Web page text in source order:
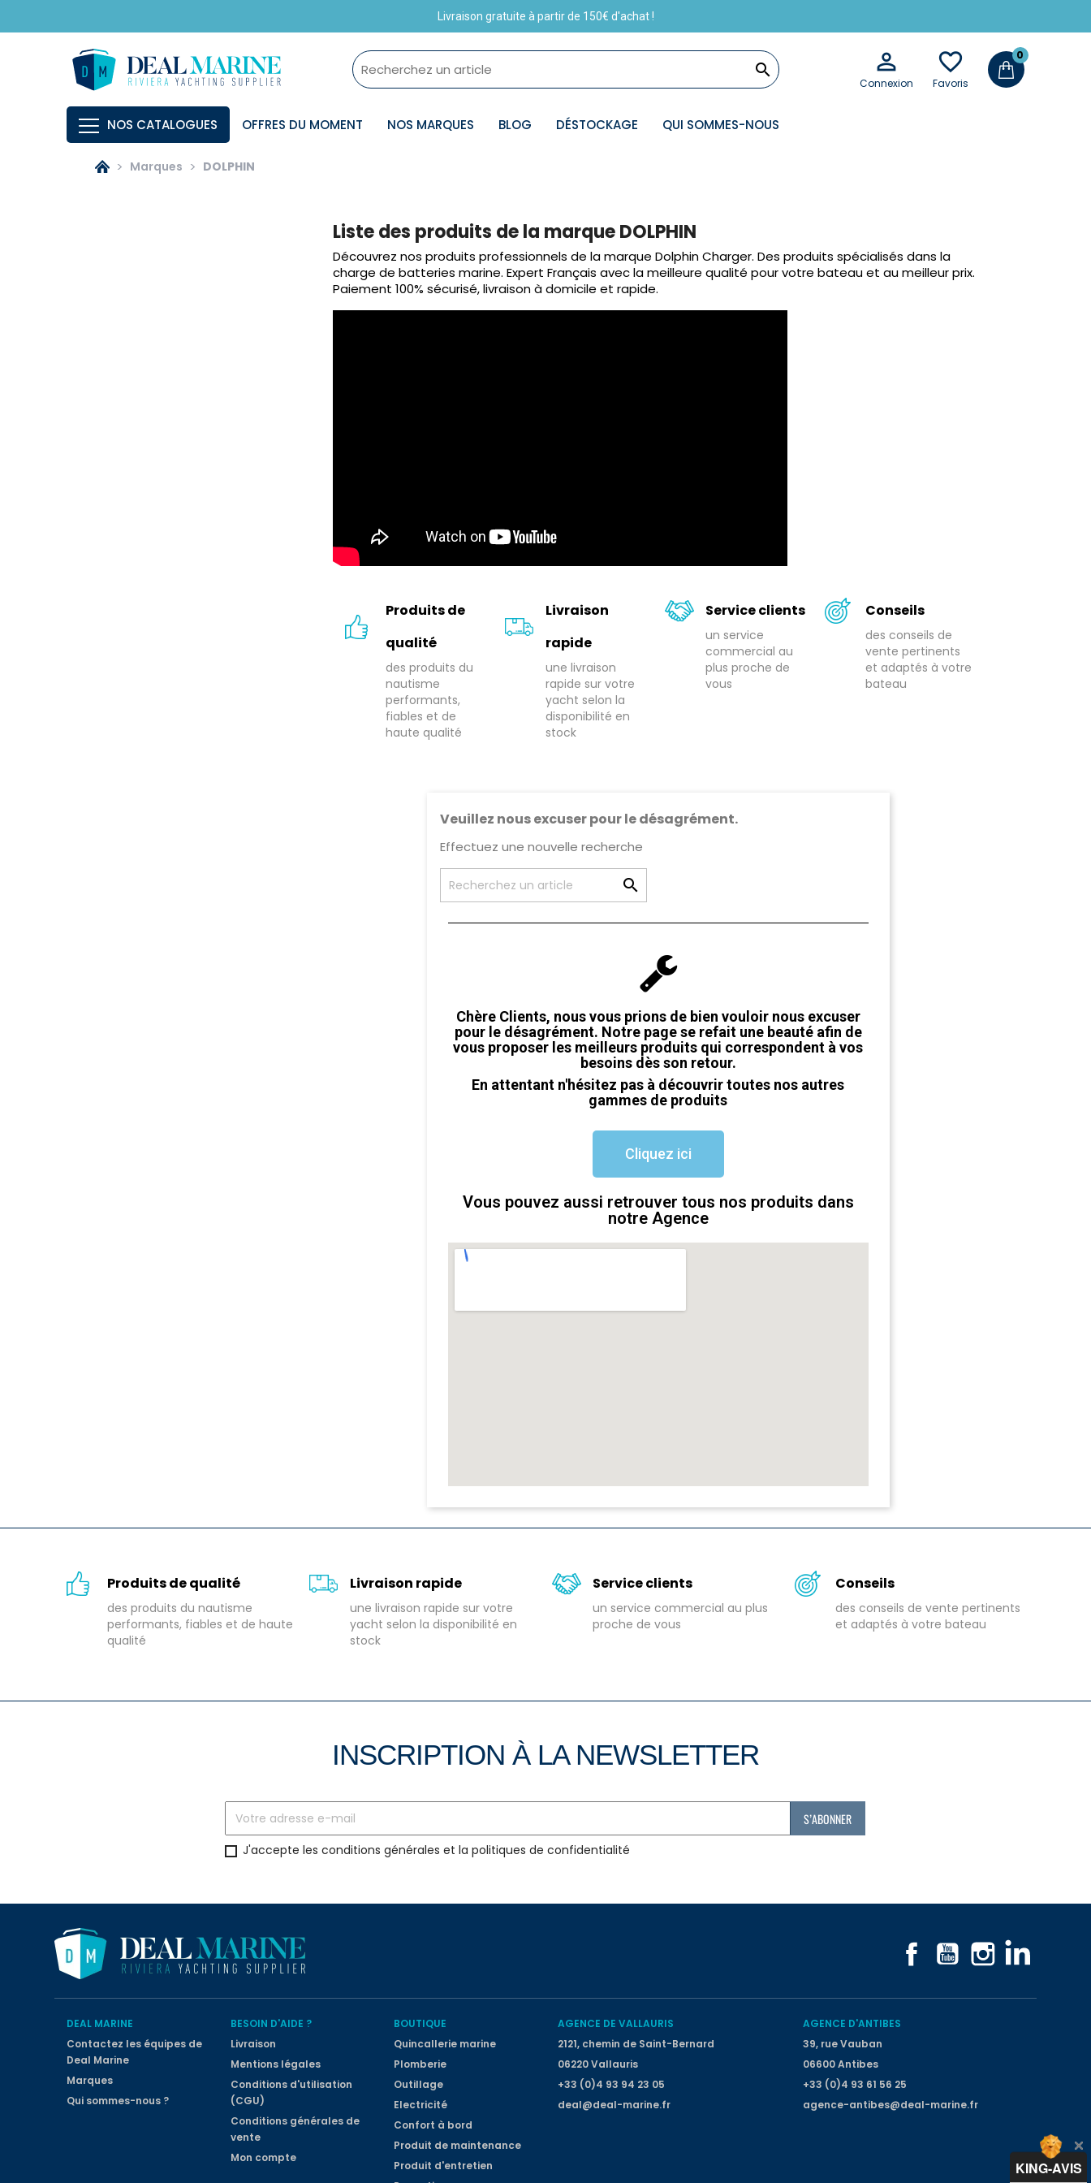
Livraison gratuite à partir de 150€ d'achat !
 
Connexion
favorite_border
Favoris
0
NOS CATALOGUES OFFRES DU MOMENT NOS MARQUES BLOG DÉSTOCKAGE QUI SOMMES-NOUS
Marques DOLPHIN
Liste des produits de la marque DOLPHIN
Découvrez nos produits professionnels de la marque Dolphin Charger. Des produits spécialisés dans la
charge de batteries marine. Expert Français avec la meilleure qualité pour votre bateau et au meilleur prix.
Paiement 100% sécurisé, livraison à domicile et rapide.
Produits de
qualité
des produits du
nautisme
performants,
fiables et de
haute qualité
Livraison
rapide
une livraison
rapide sur votre
yacht selon la
disponibilité en
stock
Service clients
un service
commercial au
plus proche de
vous
Conseils
des conseils de
vente pertinents
et adaptés à votre
bateau
Veuillez nous excuser pour le désagrément.
Effectuez une nouvelle recherche

Chère Clients, nous vous prions de bien vouloir nous excuser
pour le désagrément. Notre page se refait une beauté afin de
vous proposer les meilleurs produits qui correspondent à vos
besoins dès son retour.
En attentant n'hésitez pas à découvrir toutes nos autres
gammes de produits
Cliquez ici
Vous pouvez aussi retrouver tous nos produits dans
notre Agence
Produits de qualité
des produits du nautisme
performants, fiables et de haute
qualité
Livraison rapide
une livraison rapide sur votre
yacht selon la disponibilité en
stock
Service clients
un service commercial au plus
proche de vous
Conseils
des conseils de vente pertinents
et adaptés à votre bateau
INSCRIPTION À LA NEWSLETTER
J'accepte les conditions générales et la politiques de confidentialité
FacebookYouTubeInstagram
DEAL MARINE
Contactez les équipes de
Deal Marine
Marques
Qui sommes-nous ?
BESOIN D'AIDE ?
Livraison
Mentions légales
Conditions d'utilisation
(CGU)
Conditions générales de
vente
Mon compte
BOUTIQUE
Quincallerie marine
Plomberie
Outillage
Electricité
Confort à bord
Produit de maintenance
Produit d'entretien
AGENCE DE VALLAURIS
2121, chemin de Saint-Bernard
06220 Vallauris
+33 (0)4 93 94 23 05
deal@deal-marine.fr
AGENCE D'ANTIBES
39, rue Vauban
06600 Antibes
+33 (0)4 93 61 56 25
agence-antibes@deal-marine.fr
KING-AVIS